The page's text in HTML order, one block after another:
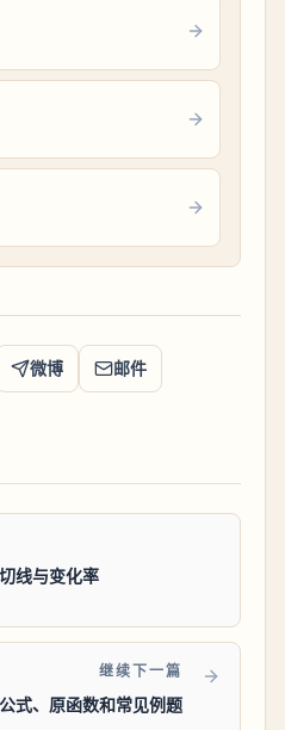
微博 邮件
线与变化率
继续下一篇
式、原函数和常见例题